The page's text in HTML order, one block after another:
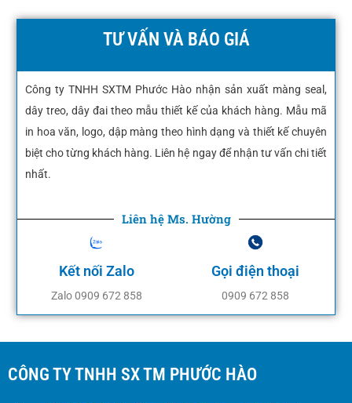
TƯ VẤN VÀ BÁO GIÁ
Công ty TNHH SXTM Phước Hào nhận sản xuất màng seal,
dây treo, dây đai theo mẫu thiết kế của khách hàng. Mẫu mã
in hoa văn, logo, dập màng theo hình dạng và thiết kế chuyên
biệt cho từng khách hàng. Liên hệ ngay để nhận tư vấn chi tiết
nhất.
Liên hệ Ms. Hường
Kết nối Zalo
Zalo 0909 672 858
Gọi điện thoại
0909 672 858
CÔNG TY TNHH SX TM PHƯỚC HÀO